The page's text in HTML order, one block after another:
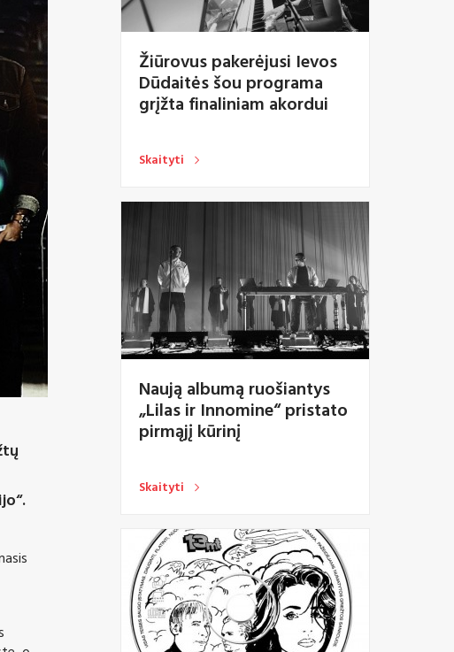
Žiūrovus pakerėjusi Ievos
Dūdaitės šou programa
grįžta finaliniam akordui
Skaityti
Naują albumą ruošiantys
„Lilas ir Innomine“ pristato
pirmąjį kūrinį
Skaityti